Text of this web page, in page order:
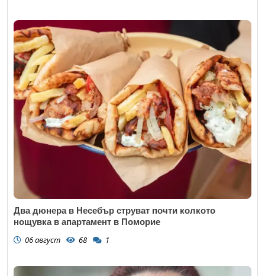
Два дюнера в Несебър струват почти колкото
нощувка в апартамент в Поморие
06 август 68 1